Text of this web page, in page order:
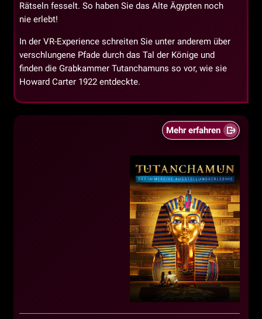
Rätseln fesselt. So haben Sie das Alte Ägypten noch
nie erlebt!
In der VR-Experience schreiten Sie unter anderem über
verschlungene Pfade durch das Tal der Könige und
finden die Grabkammer Tutanchamuns so vor, wie sie
Howard Carter 1922 entdeckte.
Mehr erfahren